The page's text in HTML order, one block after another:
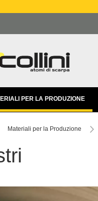
PER LA PRODUZIONE
Materiali per la Produzione